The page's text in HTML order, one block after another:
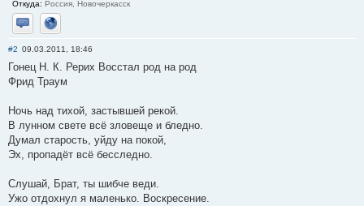
Откуда: Россия, Новочеркасск
Отправить личное сообщение
Сайт
#2 09.03.2011, 18:46
Гонец Н. К. Рерих Восстал род на род
Фрид Траум
Ночь над тихой, застывшей рекой.
В лунном свете всё зловеще и бледно.
Думал старость, уйду на покой,
Эх, пропадёт всё бесследно.
Слушай, Брат, ты шибче веди.
Ужо отдохнул я маленько. Воскресение.